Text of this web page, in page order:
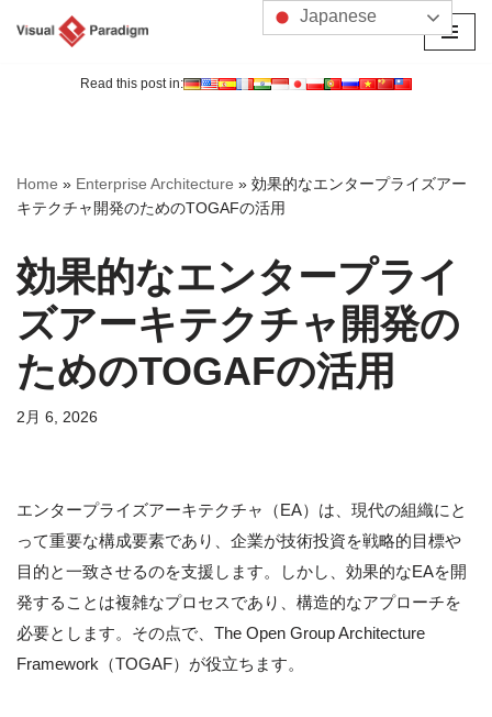
へ
ス
ッ
プ
Read this post in:
Home » Enterprise Architecture » 効果的なエンタープライズアー
キテクチャ開発のためのTOGAFの活用
効果的なエンタープライ
ズアーキテクチャ開発の
ためのTOGAFの活用
2月 6, 2026
エンタープライズアーキテクチャ（EA）は、現代の組織にと
って重要な構成要素であり、企業が技術投資を戦略的目標や
目的と一致させるのを支援します。しかし、効果的なEAを開
発することは複雑なプロセスであり、構造的なアプローチを
必要とします。その点で、The Open Group Architecture
Framework（TOGAF）が役立ちます。
Japanese